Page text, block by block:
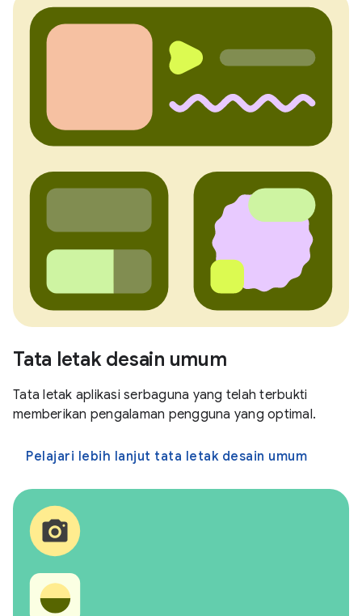
Tata letak desain umum
Tata letak aplikasi serbaguna yang telah terbukti
memberikan pengalaman pengguna yang optimal.
Pelajari lebih lanjut tata letak desain umum